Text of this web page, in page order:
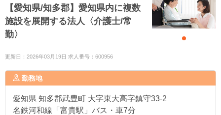
【愛知県/知多郡】愛知県内に複数
施設を展開する法人〈介護士/常
勤〉
更新日：2026年03月19日 求人番号：600956
勤務地
愛知県 知多郡武豊町 大字東大高字鎮守33-2
名鉄河和線「富貴駅」バス・車7分